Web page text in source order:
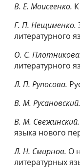
В. Е. Моисеенко.
Г. П. Нещименко.
литературного
О. С.
литературного
Л. П. Рупосова.
В. М.
В. М. Свежинский.
языка нового
Л. Н. Смирнов. О
литературных